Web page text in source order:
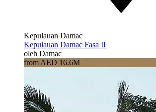
Kepulauan Damac
Kepulauan Damac Fasa II
oleh Damac
from AED 16.6M